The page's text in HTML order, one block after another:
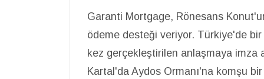
Garanti Mortgage, Rönesans
ödeme desteği veriyor. Türkiye'de
kez gerçekleştirilen anlaşmaya imza
Kartal'da Aydos Ormanı'na komşu